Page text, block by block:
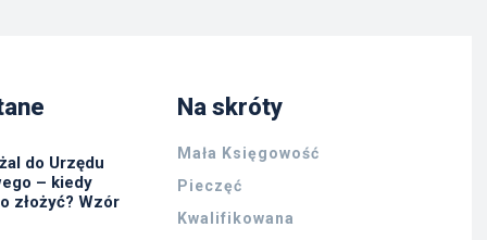
do Urzędu
– kiedy
złożyć? Wzór
Na skróty
Mała Księgowość
Pieczęć
Kwalifikowana